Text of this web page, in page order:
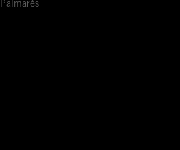
Palmarès